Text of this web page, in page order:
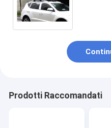
Prodotti Raccomandati